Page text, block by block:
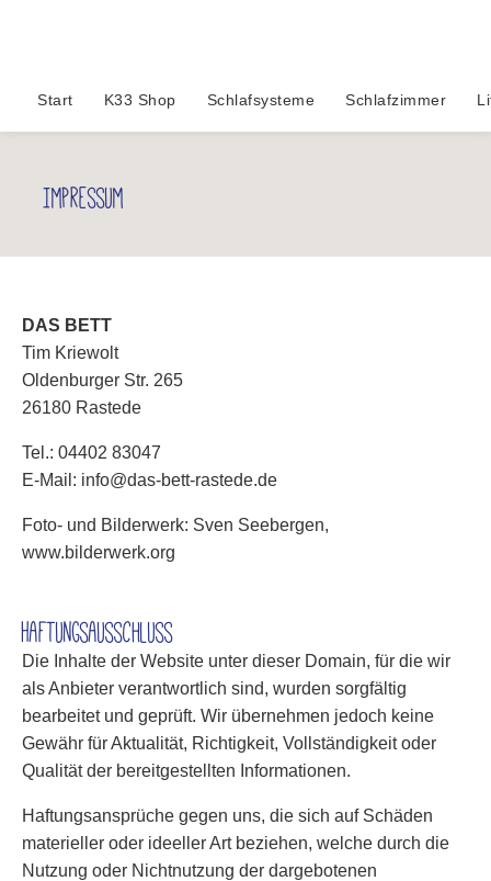
Start K33 Shop Schlafsysteme Schlafzimmer
Impressum
DAS BETT
Tim Kriewolt
Oldenburger Str. 265
26180 Rastede
Tel.: 04402 83047
E-Mail: info@das-bett-rastede.de
Foto- und Bilderwerk: Sven Seebergen,
www.bilderwerk.org
Haftungsausschluss
Die Inhalte der Website unter dieser Domain, für die wir
als Anbieter verantwortlich sind, wurden sorgfältig
bearbeitet und geprüft. Wir übernehmen jedoch keine
Gewähr für Aktualität, Richtigkeit, Vollständigkeit oder
Qualität der bereitgestellten Informationen.
Haftungsansprüche gegen uns, die sich auf Schäden
materieller oder ideeller Art beziehen, welche durch die
Nutzung oder Nichtnutzung der dargebotenen